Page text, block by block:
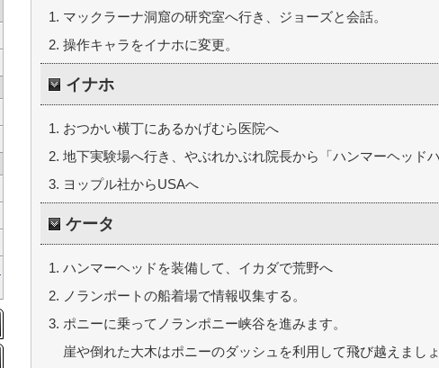
マックラーナ洞窟の研究室へ行き、ジョーズと会話。
操作キャラをイナホに変更。
イナホ
おつかい横丁にあるかげむら医院へ
地下実験場へ行き、やぶれかぶれ院長から「ハンマーヘッド
ヨップル社からUSAへ
ケータ
ハンマーヘッドを装備して、イカダで荒野へ
ノランポートの船着場で情報収集する。
ポニーに乗ってノランポニー峡谷を進みます。
崖や倒れた大木はポニーのダッシュを利用して飛び越えまし